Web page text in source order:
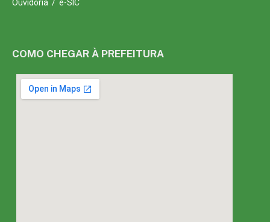
Ouvidoria / e-SIC
COMO CHEGAR À PREFEITURA